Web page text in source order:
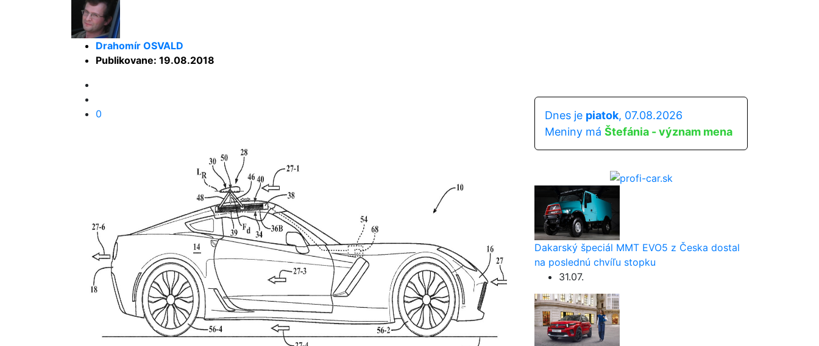
Drahomír OSVALD
Publikovane: 19.08.2018
0 Dnes je piatok, 07.08.2026
Meniny má Štefánia - význam mena
Dakarský špeciál MMT EVO5 z Česka dostal
na poslednú chvíľu stopku
31.07.